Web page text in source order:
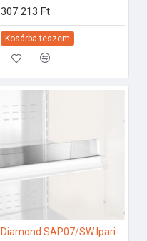
307 213 Ft
Kosárba teszem